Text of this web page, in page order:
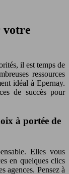
votre
il est temps de
ressources
idéal à Epernay.
de succès pour
à portée de
Elles vous
en quelques clics
agences. Pensez à